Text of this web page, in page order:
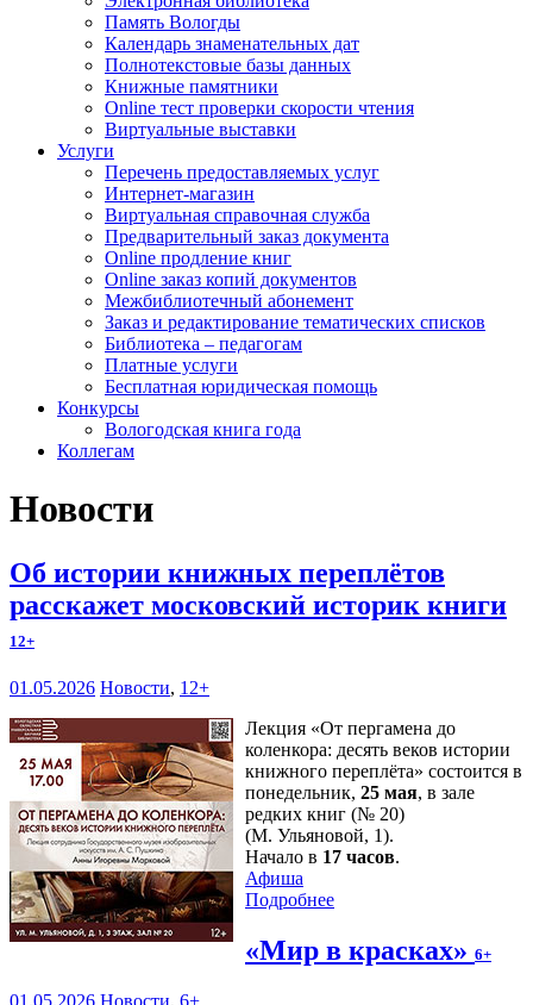
Память Вологды
Календарь знаменательных дат
Полнотекстовые базы данных
Книжные памятники
Online тест проверки скорости чтения
Виртуальные выставки
Услуги
Перечень предоставляемых услуг
Интернет-магазин
Виртуальная справочная служба
Предварительный заказ документа
Online продление книг
Online заказ копий документов
Межбиблиотечный абонемент
Заказ и редактирование тематических списков
Библиотека – педагогам
Платные услуги
Бесплатная юридическая помощь
Конкурсы
Вологодская книга года
Коллегам
Новости
Об истории книжных переплётов
расскажет московский историк книги
12+
01.05.2026 Новости, 12+
Лекция «От пергамена до
коленкора: десять веков истории
книжного переплёта» состоится в
понедельник, 25 мая, в зале
редких книг (№ 20)
(М. Ульяновой, 1).
Начало в 17 часов.
Афиша
Подробнее
«Мир в красках» 6+
01.05.2026 Новости, 6+